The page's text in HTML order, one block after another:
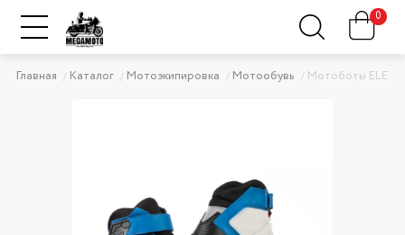
0
Главная Каталог Мотоэкипировка Мотообувь Мотоботы